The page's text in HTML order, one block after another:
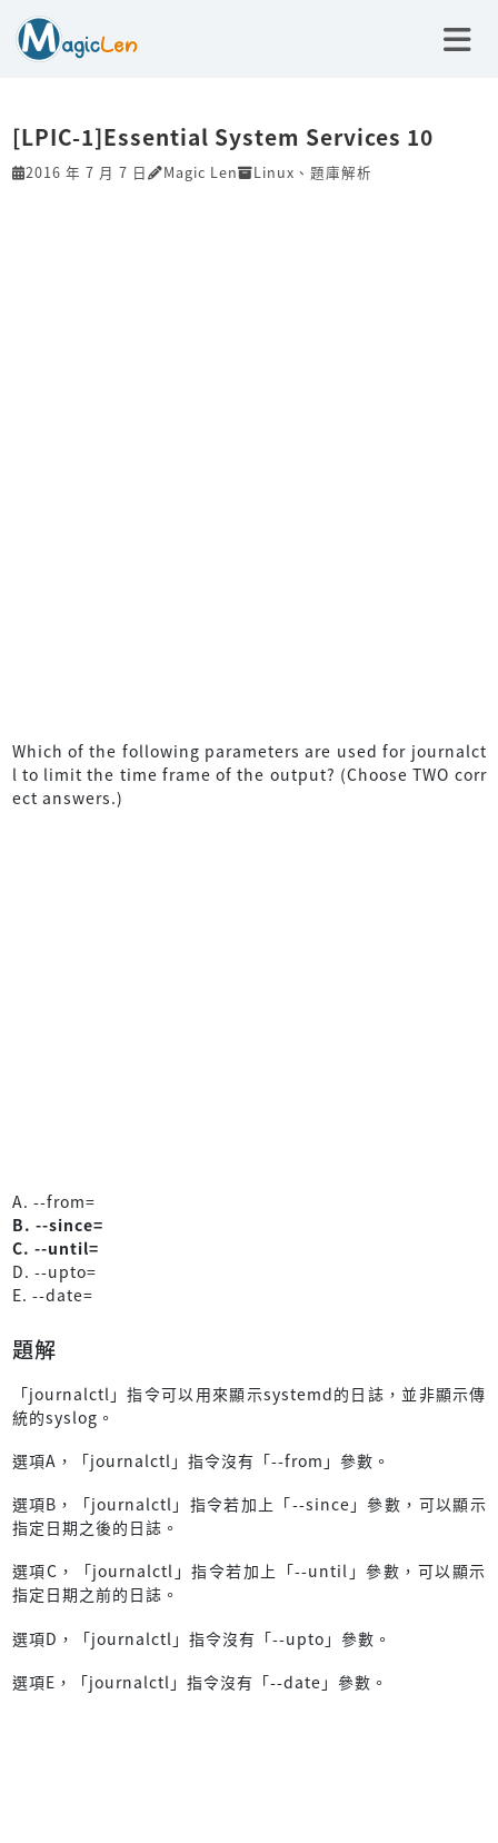
[LPIC-1]Essential System Services 10
2016 年 7 月 7 日 Magic Len Linux 、 題庫解析
Which of the following parameters are used for journalct
l to limit the time frame of the output? (Choose TWO corr
ect answers.)
A. --from=
B. --since=
C. --until=
D. --upto=
E. --date=
題解
「journalctl」指令可以用來顯示systemd的日誌，並非顯示傳
統的syslog。
選項A，「journalctl」指令沒有「--from」參數。
選項B，「journalctl」指令若加上「--since」參數，可以顯示
指定日期之後的日誌。
選項C，「journalctl」指令若加上「--until」參數，可以顯示
指定日期之前的日誌。
選項D，「journalctl」指令沒有「--upto」參數。
選項E，「journalctl」指令沒有「--date」參數。